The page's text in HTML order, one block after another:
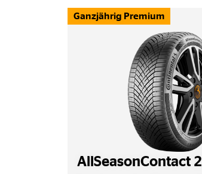
Ganzjährig Premium
AllSeasonContact 2